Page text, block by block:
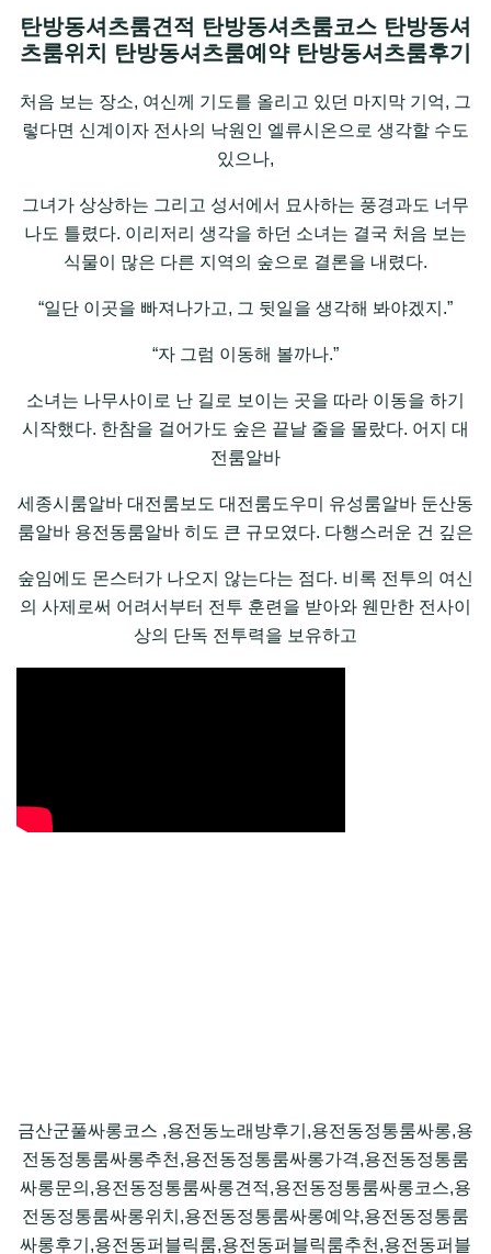
탄방동셔츠룸견적 탄방동셔츠룸코스 탄방동셔
츠룸위치 탄방동셔츠룸예약 탄방동셔츠룸후기
처음 보는 장소, 여신께 기도를 올리고 있던 마지막 기억, 그
렇다면 신계이자 전사의 낙원인 엘류시온으로 생각할 수도
있으나,
그녀가 상상하는 그리고 성서에서 묘사하는 풍경과도 너무
나도 틀렸다. 이리저리 생각을 하던 소녀는 결국 처음 보는
식물이 많은 다른 지역의 숲으로 결론을 내렸다.
“일단 이곳을 빠져나가고, 그 뒷일을 생각해 봐야겠지.”
“자 그럼 이동해 볼까나.”
소녀는 나무사이로 난 길로 보이는 곳을 따라 이동을 하기
시작했다. 한참을 걸어가도 숲은 끝날 줄을 몰랐다. 어지 대
전룸알바
세종시룸알바 대전룸보도 대전룸도우미 유성룸알바 둔산동
룸알바 용전동룸알바 히도 큰 규모였다. 다행스러운 건 깊은
숲임에도 몬스터가 나오지 않는다는 점다. 비록 전투의 여신
의 사제로써 어려서부터 전투 훈련을 받아와 웬만한 전사이
상의 단독 전투력을 보유하고
금산군풀싸롱코스 ,용전동노래방후기,용전동정통룸싸롱,용
전동정통룸싸롱추천,용전동정통룸싸롱가격,용전동정통룸
싸롱문의,용전동정통룸싸롱견적,용전동정통룸싸롱코스,용
전동정통룸싸롱위치,용전동정통룸싸롱예약,용전동정통룸
싸롱후기,용전동퍼블릭룸,용전동퍼블릭룸추천,용전동퍼블